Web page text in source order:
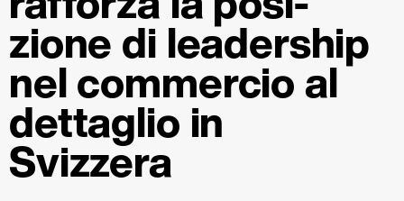
zione di leadership
nel commercio al
detta­glio in
Svizzera